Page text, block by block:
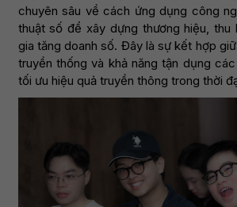
chuyên sâu về cách ứng dụng công
thuật số để xây dựng thương hiệu, thu
gia tăng doanh số. Đây là sự kết hợp
truyền thống và khả năng tận dụng
tối ưu hiệu quả truyền thông trong thời